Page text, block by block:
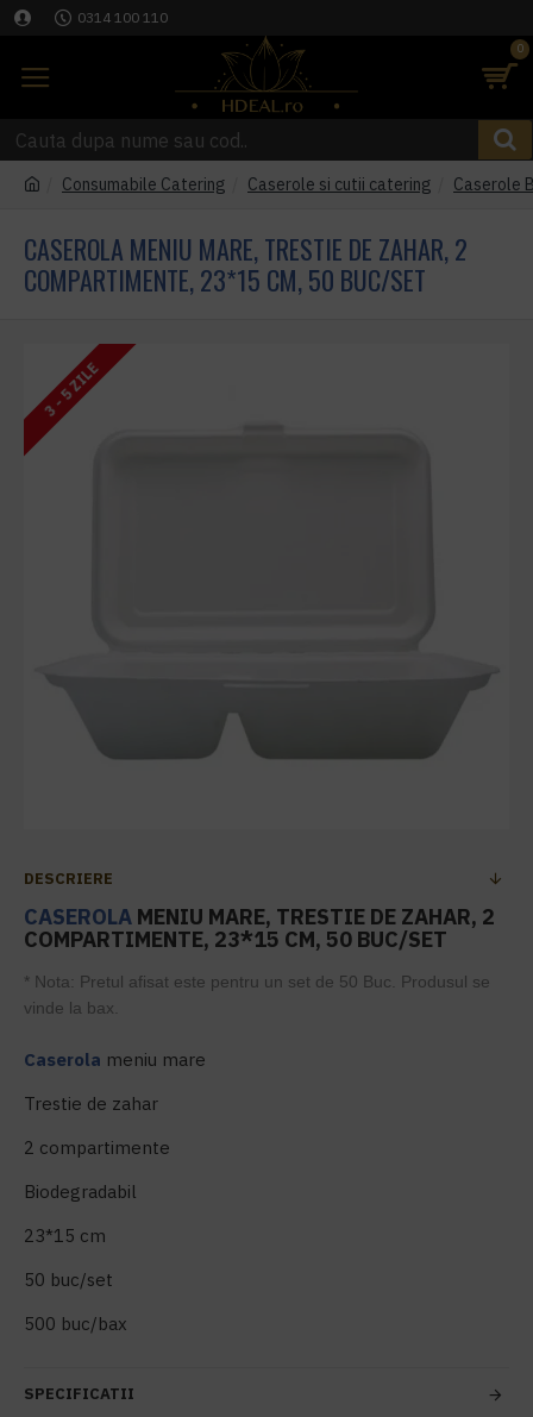
0314 100 110
0
Consumabile Catering Caserole si cutii catering Caserole
CASEROLA MENIU MARE, TRESTIE DE ZAHAR, 2
COMPARTIMENTE, 23*15 CM, 50 BUC/SET
3 - 5 ZILE
DESCRIERE
CASEROLA MENIU MARE, TRESTIE DE ZAHAR, 2
COMPARTIMENTE, 23*15 CM, 50 BUC/SET
* Nota: Pretul afisat este pentru un set de 50 Buc. Produsul se
vinde la bax.
Caserola meniu mare
Trestie de zahar
2 compartimente
Biodegradabil
23*15 cm
50 buc/set
500 buc/bax
SPECIFICATII